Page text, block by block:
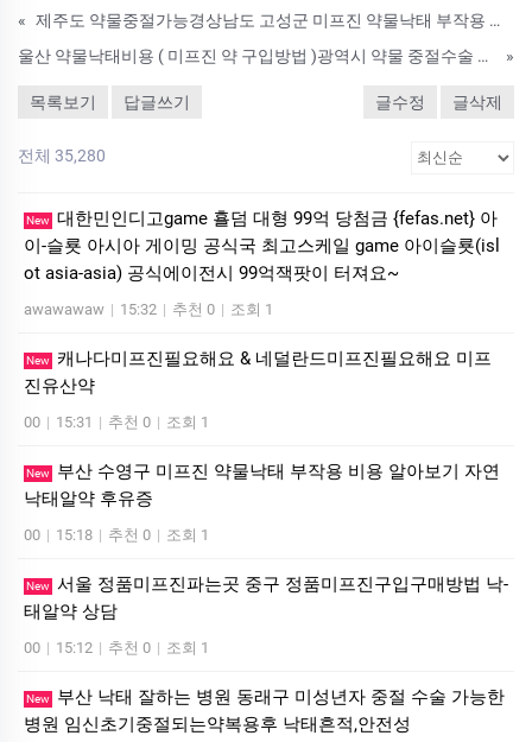
«
제주도 약물중절가능경상남도 고성군 미프진 약물낙태 부작용 비용 알아보기 임신초기자연유산약 한병원,비용 서귀포시 낙태수술해주는병원 낙­태찬성
울산 약물낙태비용 ( 미프진 약 구입방법 )광역시 약물 중절수술 얼마인가요 알약낙­태
»
목록보기 답글쓰기 글수정 글삭제
전체 35,280
New 대한민인디­고ga­me 횰덤 대형 99억 당첨금 {fefas.net} 아
이-슬룟 아시아 게이밍 공식국 최고스케일 ga­me 아이슬룟(is­l
ot asia-asia) 공식에이전시 99억잭­팟이 터져요~
awawawaw | 15:32 | 추천 0 | 조회 1
New 캐나다미프진필요해요 & 네덜란드미프진필요해요 미­프
진유산약
00 | 15:31 | 추천 0 | 조회 1
New
부산 수영구 미프진 약물낙태 부작용 비용 알아보기 자연
낙­태알약 후유증
00 | 15:18 | 추천 0 | 조회 1
New 서울 정품미프진파는곳 중구 정품미프진구입구매방법 낙­
태알약 상담
00 | 15:12 | 추천 0 | 조회 1
New
부산 낙태 잘하는 병원 동래구 미성년자 중절 수술 가능한
병원 임신초기중절되는약복용후 낙태흔적,안전성